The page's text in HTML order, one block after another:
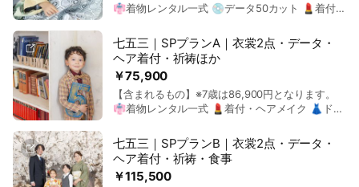
👘着物レンタル一式 💿データ50カット 💄着付・
が半額となります ※プラン外衣裳の撮影がある場
合、１着につき撮影料2,200円追加となります。
詳細はお問合せ下さい。
￥75,900
七五三｜SPプランA｜衣裳2点・データ・
ヘア着付・祈祷ほか
【含まれるもの】※7歳は86,900円となります。
👘着物レンタル一式 💄着付・ヘアメイク 👗ドレ
カット ⛩️ご祈祷 ※アルバム購入の場合、アルバム
料金が半額となります
￥115,500
七五三｜SPプランB｜衣裳2点・データ・
ヘア着付・祈祷・食事